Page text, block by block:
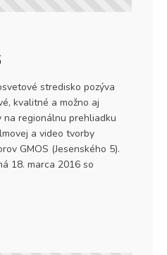
stredisko pozýva
kvalitné a možno aj
na regionálnu prehliadku
a video tvorby
GMOS (Jesenského 5).
18. marca 2016 so